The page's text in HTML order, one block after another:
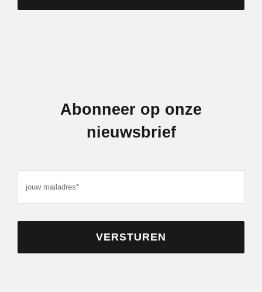
Abonneer op onze
nieuwsbrief
VERSTUREN